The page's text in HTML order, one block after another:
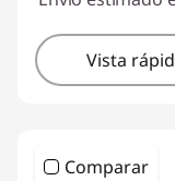
Vista
Comparar